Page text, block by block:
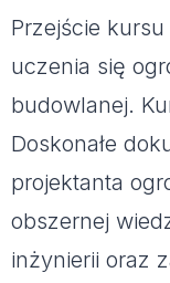
Przejście
uczenia się
budowlanej.
Doskonałe
projektanta
obszernej
inżynierii oraz